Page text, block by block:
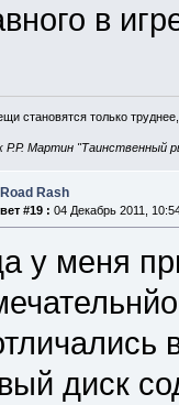
в
становятся только
Р.Р. Мартин "Таинственный
Rash
#19 : 04 Декабрь 2011,
у меня
диск